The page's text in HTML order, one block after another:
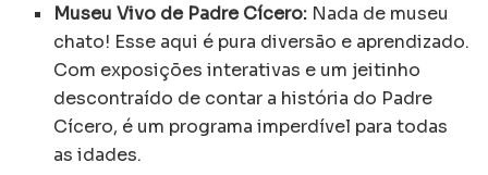
Museu Vivo de Padre Cícero: Nada de museu
chato! Esse aqui é pura diversão e aprendizado.
Com exposições interativas e um jeitinho
descontraído de contar a história do Padre
Cícero, é um programa imperdível para todas
as idades.